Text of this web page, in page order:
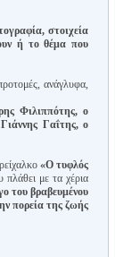
στοιχεία
ή το θέμα που
ανάγλυφα,
Φιλιππότης, ο
Γαΐτης, ο
«Ο τυφλός
πλάθει με τα χέρια
του βραβευμένου
πορεία της ζωής